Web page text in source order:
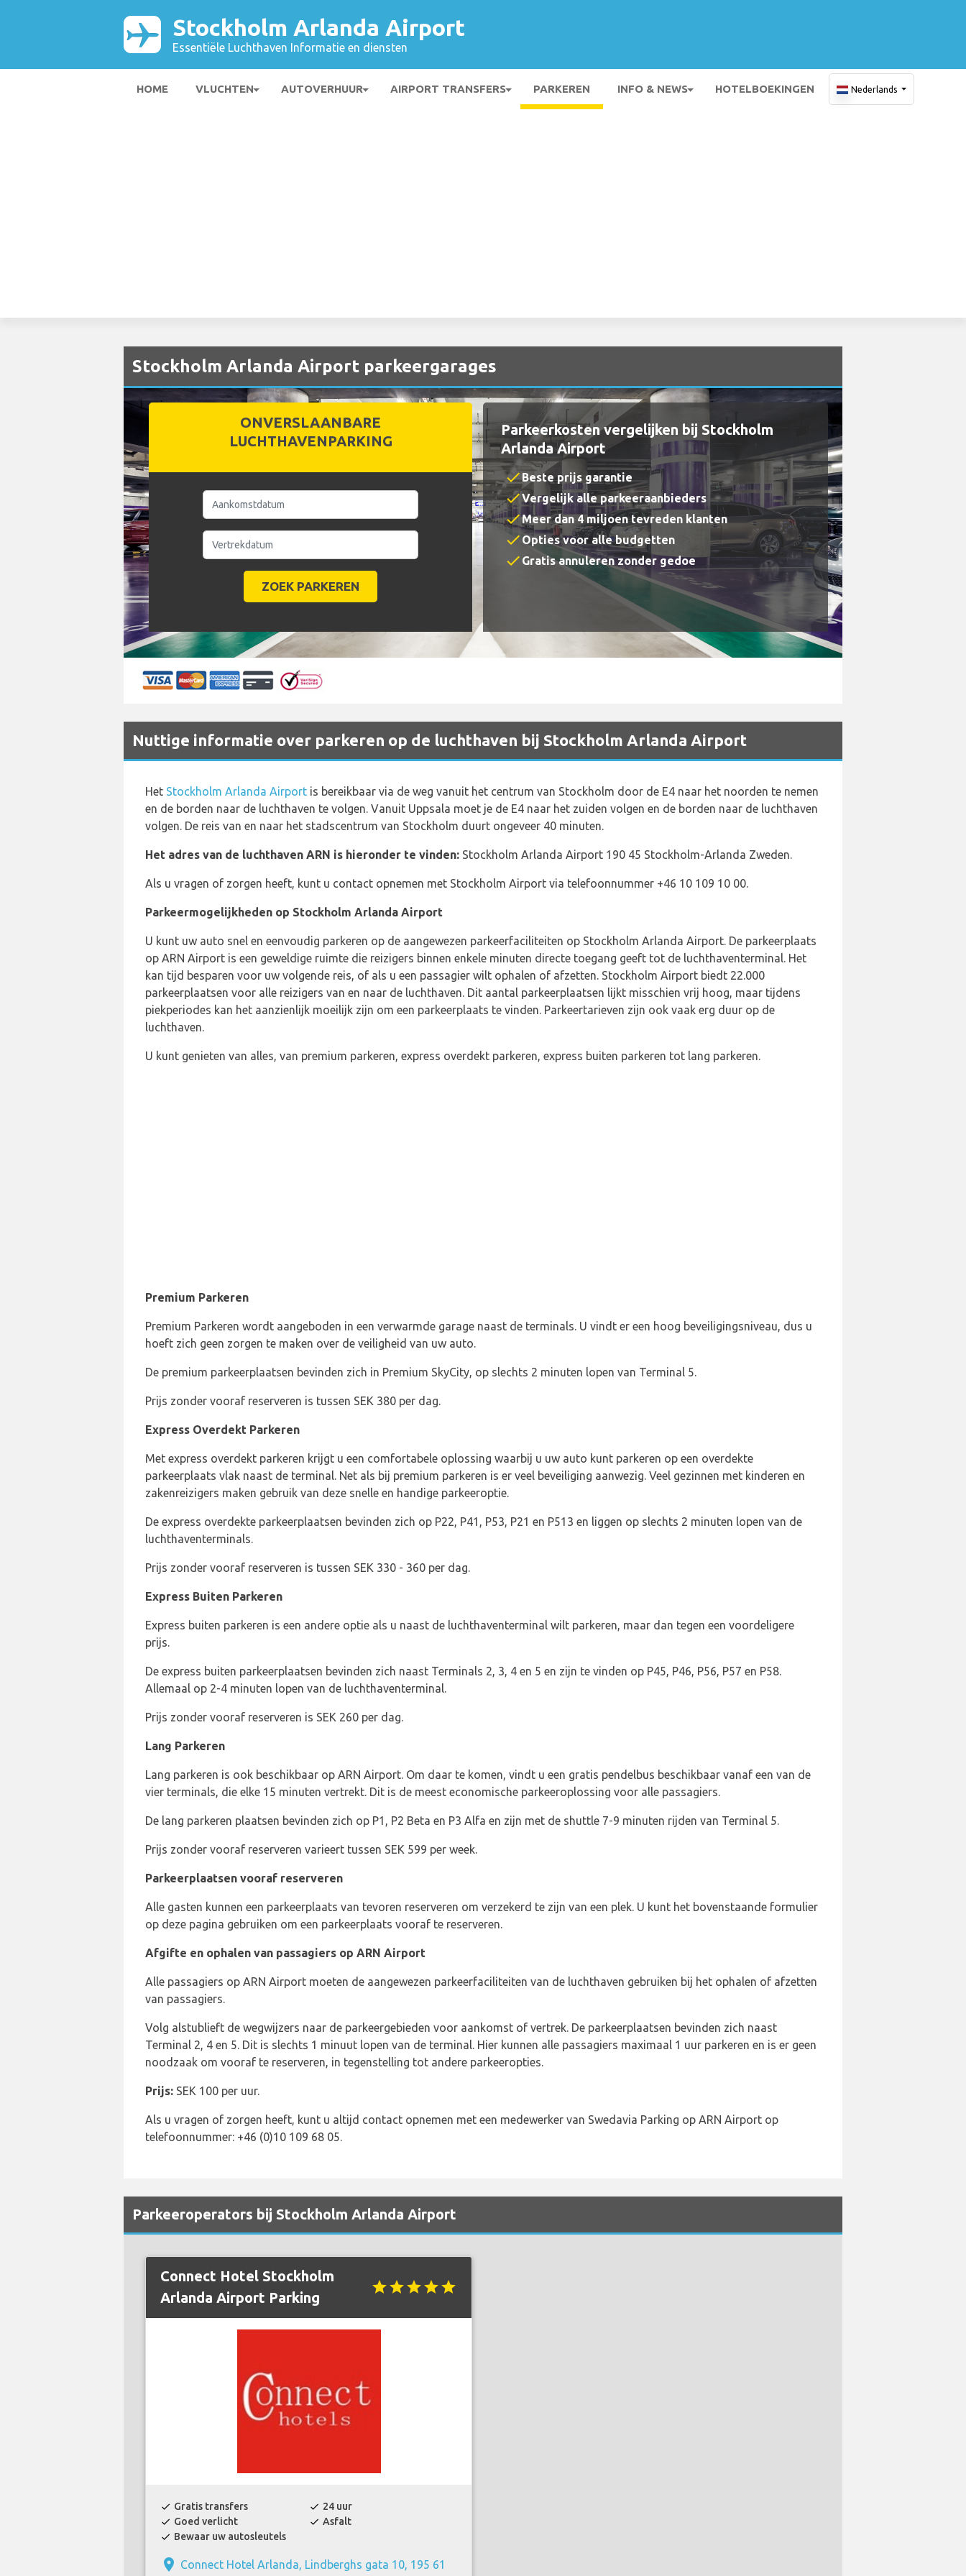
Stockholm Arlanda Airport
Essentiële Luchthaven Informatie en diensten
HOME VLUCHTEN AUTOVERHUUR AIRPORT TRANSFERS PARKEREN INFO & NEWS HOTELBOEKINGEN Nederlands
Stockholm Arlanda Airport parkeergarages
ONVERSLAANBARE
LUCHTHAVENPARKING
Parkeerkosten vergelijken bij Stockholm
Arlanda Airport
checkBeste prijs garantie
checkVergelijk alle parkeeraanbieders
checkMeer dan 4 miljoen tevreden klanten
check Opties voor alle budgetten
check Gratis annuleren zonder gedoe
Nuttige informatie over parkeren op de luchthaven bij Stockholm Arlanda Airport
Het Stockholm Arlanda Airport is bereikbaar via de weg vanuit het centrum van Stockholm door de E4 naar het noorden te nemen
en de borden naar de luchthaven te volgen. Vanuit Uppsala moet je de E4 naar het zuiden volgen en de borden naar de luchthaven
volgen. De reis van en naar het stadscentrum van Stockholm duurt ongeveer 40 minuten.
Het adres van de luchthaven ARN is hieronder te vinden: Stockholm Arlanda Airport 190 45 Stockholm-Arlanda Zweden.
Als u vragen of zorgen heeft, kunt u contact opnemen met Stockholm Airport via telefoonnummer +46 10 109 10 00.
Parkeermogelijkheden op Stockholm Arlanda Airport
U kunt uw auto snel en eenvoudig parkeren op de aangewezen parkeerfaciliteiten op Stockholm Arlanda Airport. De parkeerplaats
op ARN Airport is een geweldige ruimte die reizigers binnen enkele minuten directe toegang geeft tot de luchthaventerminal. Het
kan tijd besparen voor uw volgende reis, of als u een passagier wilt ophalen of afzetten. Stockholm Airport biedt 22.000
parkeerplaatsen voor alle reizigers van en naar de luchthaven. Dit aantal parkeerplaatsen lijkt misschien vrij hoog, maar tijdens
piekperiodes kan het aanzienlijk moeilijk zijn om een parkeerplaats te vinden. Parkeertarieven zijn ook vaak erg duur op de
luchthaven.
U kunt genieten van alles, van premium parkeren, express overdekt parkeren, express buiten parkeren tot lang parkeren.
Premium Parkeren
Premium Parkeren wordt aangeboden in een verwarmde garage naast de terminals. U vindt er een hoog beveiligingsniveau, dus u
hoeft zich geen zorgen te maken over de veiligheid van uw auto.
De premium parkeerplaatsen bevinden zich in Premium SkyCity, op slechts 2 minuten lopen van Terminal 5.
Prijs zonder vooraf reserveren is tussen SEK 380 per dag.
Express Overdekt Parkeren
Met express overdekt parkeren krijgt u een comfortabele oplossing waarbij u uw auto kunt parkeren op een overdekte
parkeerplaats vlak naast de terminal. Net als bij premium parkeren is er veel beveiliging aanwezig. Veel gezinnen met kinderen en
zakenreizigers maken gebruik van deze snelle en handige parkeeroptie.
De express overdekte parkeerplaatsen bevinden zich op P22, P41, P53, P21 en P513 en liggen op slechts 2 minuten lopen van de
luchthaventerminals.
Prijs zonder vooraf reserveren is tussen SEK 330 - 360 per dag.
Express Buiten Parkeren
Express buiten parkeren is een andere optie als u naast de luchthaventerminal wilt parkeren, maar dan tegen een voordeligere
prijs.
De express buiten parkeerplaatsen bevinden zich naast Terminals 2, 3, 4 en 5 en zijn te vinden op P45, P46, P56, P57 en P58.
Allemaal op 2-4 minuten lopen van de luchthaventerminal.
Prijs zonder vooraf reserveren is SEK 260 per dag.
Lang Parkeren
Lang parkeren is ook beschikbaar op ARN Airport. Om daar te komen, vindt u een gratis pendelbus beschikbaar vanaf een van de
vier terminals, die elke 15 minuten vertrekt. Dit is de meest economische parkeeroplossing voor alle passagiers.
De lang parkeren plaatsen bevinden zich op P1, P2 Beta en P3 Alfa en zijn met de shuttle 7-9 minuten rijden van Terminal 5.
Prijs zonder vooraf reserveren varieert tussen SEK 599 per week.
Parkeerplaatsen vooraf reserveren
Alle gasten kunnen een parkeerplaats van tevoren reserveren om verzekerd te zijn van een plek. U kunt het bovenstaande formulier
op deze pagina gebruiken om een parkeerplaats vooraf te reserveren.
Afgifte en ophalen van passagiers op ARN Airport
Alle passagiers op ARN Airport moeten de aangewezen parkeerfaciliteiten van de luchthaven gebruiken bij het ophalen of afzetten
van passagiers.
Volg alstublieft de wegwijzers naar de parkeergebieden voor aankomst of vertrek. De parkeerplaatsen bevinden zich naast
Terminal 2, 4 en 5. Dit is slechts 1 minuut lopen van de terminal. Hier kunnen alle passagiers maximaal 1 uur parkeren en is er geen
noodzaak om vooraf te reserveren, in tegenstelling tot andere parkeeropties.
Prijs: SEK 100 per uur.
Als u vragen of zorgen heeft, kunt u altijd contact opnemen met een medewerker van Swedavia Parking op ARN Airport op
telefoonnummer: +46 (0)10 109 68 05.
Parkeeroperators bij Stockholm Arlanda Airport
Connect Hotel Stockholm
Arlanda Airport Parking
starstarstarstarstar
check Gratis transfers check 24 uur
check Goed verlicht check Asfalt
check Bewaar uw autosleutels
place Connect Hotel Arlanda, Lindberghs gata 10, 195 61